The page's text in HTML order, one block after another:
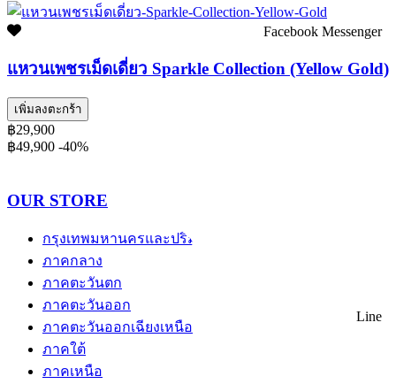
แหวนเพชรเม็ดเดี่ยว Sparkle Collection (Yellow Gold)
เพิ่มลงตะกร้า
฿29,900
฿49,900 -40%
OUR STORE
กรุงเทพมหานครและปริมณฑล
ภาคกลาง
ภาคตะวันตก
ภาคตะวันออก
ภาคตะวันออกเฉียงเหนือ
ภาคใต้
ภาคเหนือ
Facebook Messenger
Line